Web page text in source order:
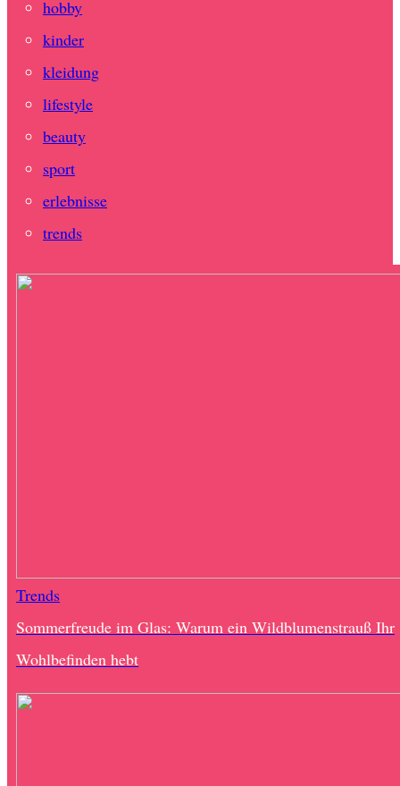
hobby
kinder
kleidung
lifestyle
beauty
sport
erlebnisse
trends
Trends
Sommerfreude im Glas: Warum ein Wildblumenstrauß Ihr
Wohlbefinden hebt